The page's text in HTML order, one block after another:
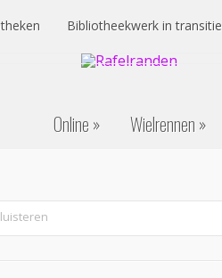
Bibliotheekwerk in transitie
Online Wielrennen